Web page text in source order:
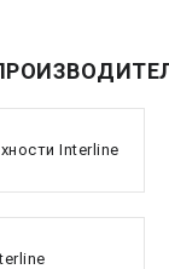
Interline